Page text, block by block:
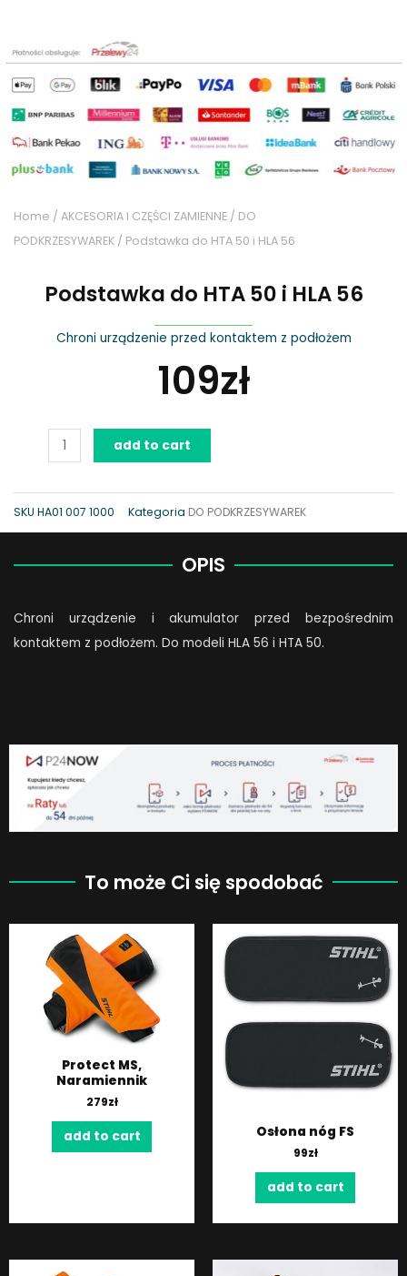
Home / AKCESORIA I CZĘŚCI ZAMIENNE / DO
PODKRZESYWAREK / Podstawka do HTA 50 i HLA 56
Podstawka do HTA 50 i HLA 56
Chroni urządzenie przed kontaktem z podłożem
109zł
Podstawka
add to cart
SKU HA01 007 1000 Kategoria DO PODKRZESYWAREK
OPIS
Chroni urządzenie i akumulator przed bezpośrednim
kontaktem z podłożem. Do modeli HLA 56 i HTA 50.
To może Ci się spodobać
Protect MS,
Naramiennik
279zł
add to cart Osłona nóg FS
99zł
add to cart